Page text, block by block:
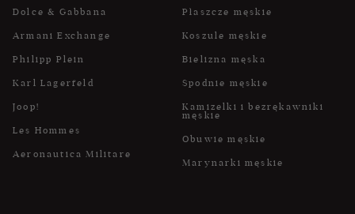
Dolce & Gabbana
Armani Exchange
Philipp Plein
Karl Lagerfeld
Joop!
Les Hommes
Aeronautica Militare
Płaszcze męskie
Koszule męskie
Bielizna męska
Spodnie męskie
Kamizelki i bezrękawniki
męskie
Obuwie męskie
Marynarki męskie